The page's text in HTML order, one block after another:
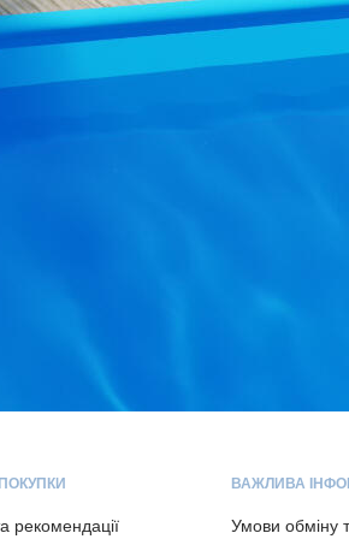
рекомендації
ВАЖЛИВА
Умови обміну